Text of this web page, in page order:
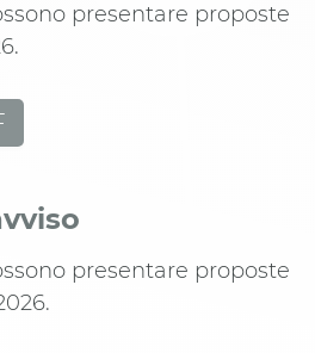
presentare proposte
presentare proposte